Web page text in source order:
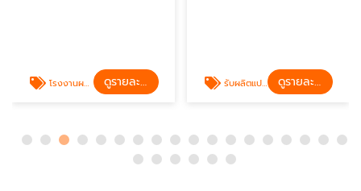
โรงงานผลิตแปรงอุตสาหกรรมชลบุรี ดูรายละเอียด รับผลิตแปรงอุตสาหกรรมลบครีบชิ้นงาน ดูรายละเอียด